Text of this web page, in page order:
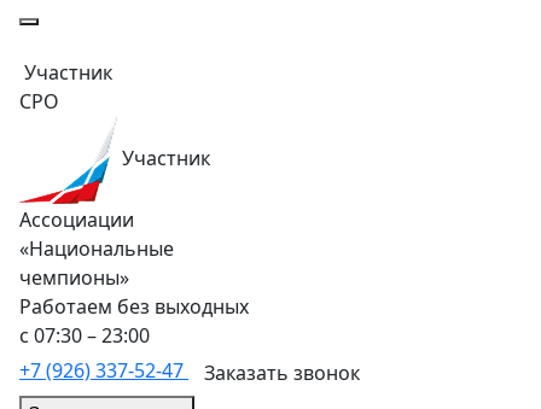
Участник
СРО
Участник
Ассоциации
«Национальные
чемпионы»
Работаем без выходных
с 07:30 – 23:00
+7 (926) 337-52-47
Заказать звонок